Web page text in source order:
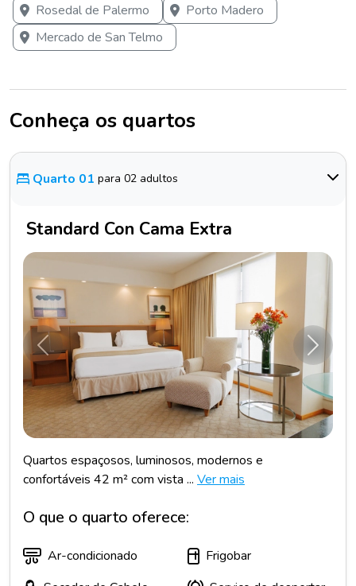
Rosedal de Palermo
Porto Madero
Mercado de San Telmo
Conheça os quartos
Quarto 01 para 02 adultos
Standard Con Cama Extra
Anterior
Quartos espaçosos, luminosos, modernos e
confortáveis 42 m² com vista ... Ver mais
O que o quarto oferece:
Ar-condicionado
Frigobar